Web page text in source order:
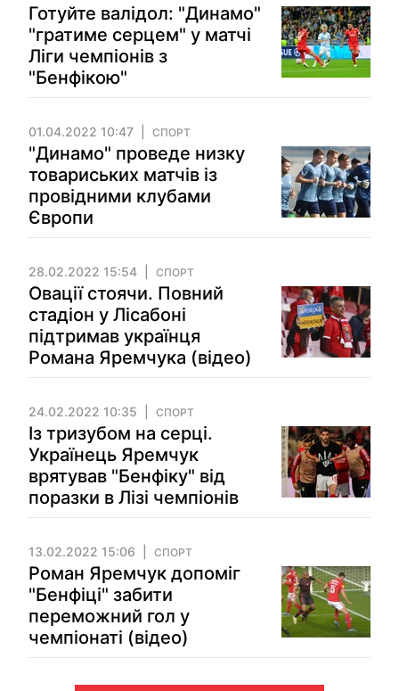
Готуйте валідол: "Динамо"
"гратиме серцем" у матчі
Ліги чемпіонів з
"Бенфікою"
01.04.2022 10:47 СПОРТ
"Динамо" проведе низку
товариських матчів із
провідними клубами
Європи
28.02.2022 15:54 СПОРТ
Овації стоячи. Повний
стадіон у Лісабоні
підтримав українця
Романа Яремчука (відео)
24.02.2022 10:35 СПОРТ
Із тризубом на серці.
Українець Яремчук
врятував "Бенфіку" від
поразки в Лізі чемпіонів
13.02.2022 15:06 СПОРТ
Роман Яремчук допоміг
"Бенфіці" забити
переможний гол у
чемпіонаті (відео)